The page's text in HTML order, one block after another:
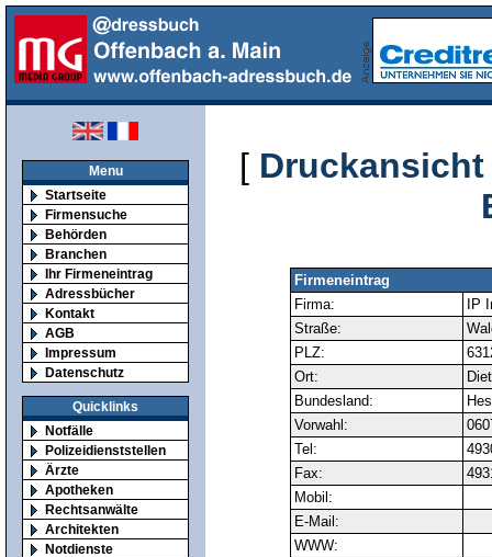
Menu
Startseite
Firmensuche
Behörden
Branchen
Ihr Firmeneintrag
Adressbücher
Kontakt
AGB
Impressum
Datenschutz
Quicklinks
Notfälle
Polizeidienststellen
Ärzte
Apotheken
Rechtsanwälte
Architekten
Notdienste
[ Druckansicht
Firmeneintrag
Firma:
IP
Straße:
PLZ:
Ort:
Bundesland:
Vorwahl:
Tel:
Fax:
Mobil:
E-Mail:
WWW: